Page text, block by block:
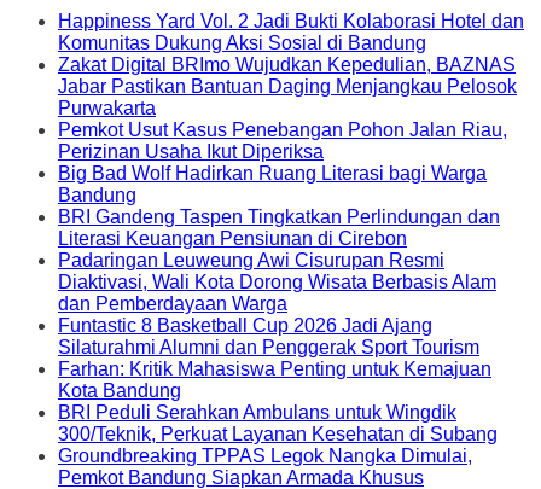
Happiness Yard Vol. 2 Jadi Bukti Kolaborasi Hotel dan
Komunitas Dukung Aksi Sosial di Bandung
Zakat Digital BRImo Wujudkan Kepedulian, BAZNAS
Jabar Pastikan Bantuan Daging Menjangkau Pelosok
Purwakarta
Pemkot Usut Kasus Penebangan Pohon Jalan Riau,
Perizinan Usaha Ikut Diperiksa
Big Bad Wolf Hadirkan Ruang Literasi bagi Warga
Bandung
BRI Gandeng Taspen Tingkatkan Perlindungan dan
Literasi Keuangan Pensiunan di Cirebon
Padaringan Leuweung Awi Cisurupan Resmi
Diaktivasi, Wali Kota Dorong Wisata Berbasis Alam
dan Pemberdayaan Warga
Funtastic 8 Basketball Cup 2026 Jadi Ajang
Silaturahmi Alumni dan Penggerak Sport Tourism
Farhan: Kritik Mahasiswa Penting untuk Kemajuan
Kota Bandung
BRI Peduli Serahkan Ambulans untuk Wingdik
300/Teknik, Perkuat Layanan Kesehatan di Subang
Groundbreaking TPPAS Legok Nangka Dimulai,
Pemkot Bandung Siapkan Armada Khusus